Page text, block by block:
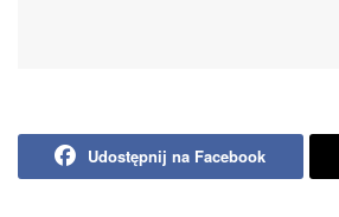
Udostępnij na Facebook